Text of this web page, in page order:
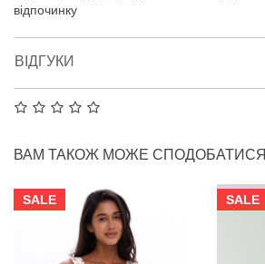
відпочинку
ВІДГУКИ
ВАМ ТАКОЖ МОЖЕ СПОДОБАТИСЯ
SALE SALE